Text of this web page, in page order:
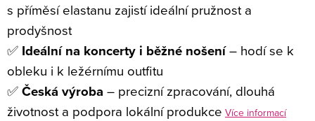
s příměsí elastanu zajistí ideální pružnost a
prodyšnost
✅ Ideální na koncerty i běžné nošení– hodí se k
obleku i k ležérnímu outfitu
✅Česká výroba – precizní zpracování, dlouhá
životnost a podpora lokální produkce Více informací